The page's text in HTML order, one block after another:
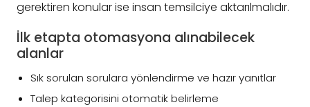
gerektiren konular ise insan temsilciye aktarılmalıdır.
İlk etapta otomasyona alınabilecek
alanlar
Sık sorulan sorulara yönlendirme ve hazır yanıtlar
Talep kategorisini otomatik belirleme